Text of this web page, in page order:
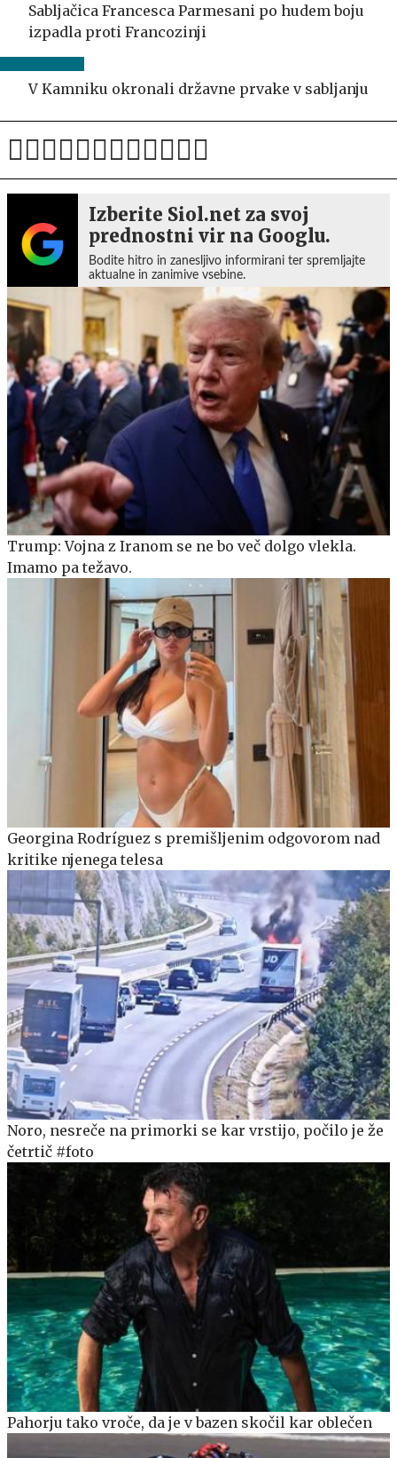
Sabljačica Francesca Parmesani po hudem boju
izpadla proti Francozinji
V Kamniku okronali državne prvake v sabljanju
Izberite Siol.net za svoj
prednostni vir na Googlu.
Bodite hitro in zanesljivo informirani ter spremljajte
aktualne in zanimive vsebine.
Trump: Vojna z Iranom se ne bo več dolgo vlekla.
Imamo pa težavo.
Georgina Rodríguez s premišljenim odgovorom nad
kritike njenega telesa
Noro, nesreče na primorki se kar vrstijo, počilo je že
četrtič #foto
Pahorju tako vroče, da je v bazen skočil kar oblečen